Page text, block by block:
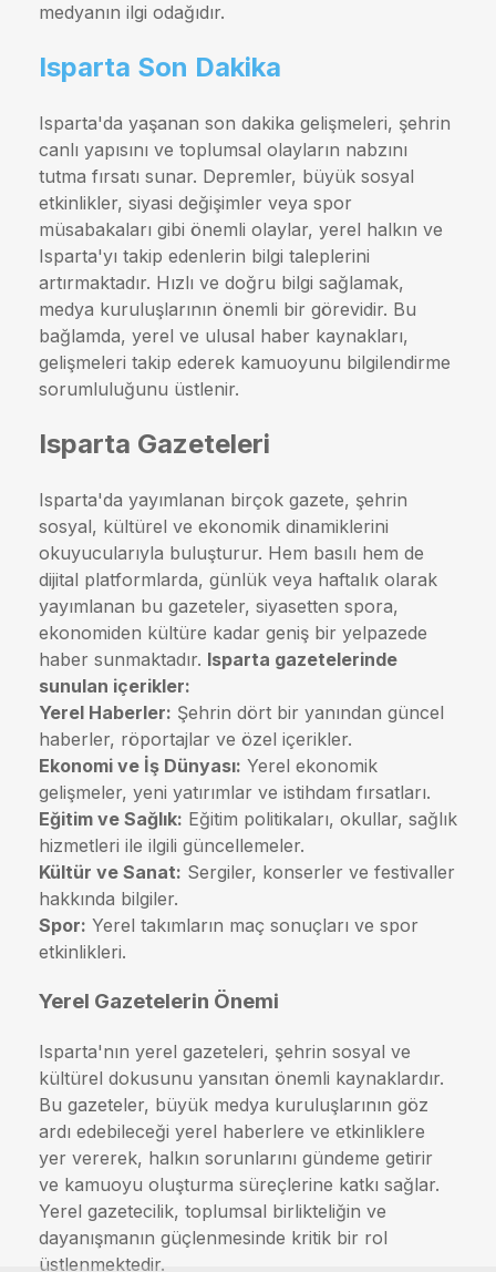
medyanın ilgi odağıdır.
Isparta Son Dakika
Isparta'da yaşanan son dakika gelişmeleri, şehrin
canlı yapısını ve toplumsal olayların nabzını
tutma fırsatı sunar. Depremler, büyük sosyal
etkinlikler, siyasi değişimler veya spor
müsabakaları gibi önemli olaylar, yerel halkın ve
Isparta'yı takip edenlerin bilgi taleplerini
artırmaktadır. Hızlı ve doğru bilgi sağlamak,
medya kuruluşlarının önemli bir görevidir. Bu
bağlamda, yerel ve ulusal haber kaynakları,
gelişmeleri takip ederek kamuoyunu bilgilendirme
sorumluluğunu üstlenir.
Isparta Gazeteleri
Isparta'da yayımlanan birçok gazete, şehrin
sosyal, kültürel ve ekonomik dinamiklerini
okuyucularıyla buluşturur. Hem basılı hem de
dijital platformlarda, günlük veya haftalık olarak
yayımlanan bu gazeteler, siyasetten spora,
ekonomiden kültüre kadar geniş bir yelpazede
haber sunmaktadır. Isparta gazetelerinde
sunulan içerikler:
Yerel Haberler: Şehrin dört bir yanından güncel
haberler, röportajlar ve özel içerikler.
Ekonomi ve İş Dünyası: Yerel ekonomik
gelişmeler, yeni yatırımlar ve istihdam fırsatları.
Eğitim ve Sağlık: Eğitim politikaları, okullar, sağlık
hizmetleri ile ilgili güncellemeler.
Kültür ve Sanat: Sergiler, konserler ve festivaller
hakkında bilgiler.
Spor: Yerel takımların maç sonuçları ve spor
etkinlikleri.
Yerel Gazetelerin Önemi
Isparta'nın yerel gazeteleri, şehrin sosyal ve
kültürel dokusunu yansıtan önemli kaynaklardır.
Bu gazeteler, büyük medya kuruluşlarının göz
ardı edebileceği yerel haberlere ve etkinliklere
yer vererek, halkın sorunlarını gündeme getirir
ve kamuoyu oluşturma süreçlerine katkı sağlar.
Yerel gazetecilik, toplumsal birlikteliğin ve
dayanışmanın güçlenmesinde kritik bir rol
üstlenmektedir.